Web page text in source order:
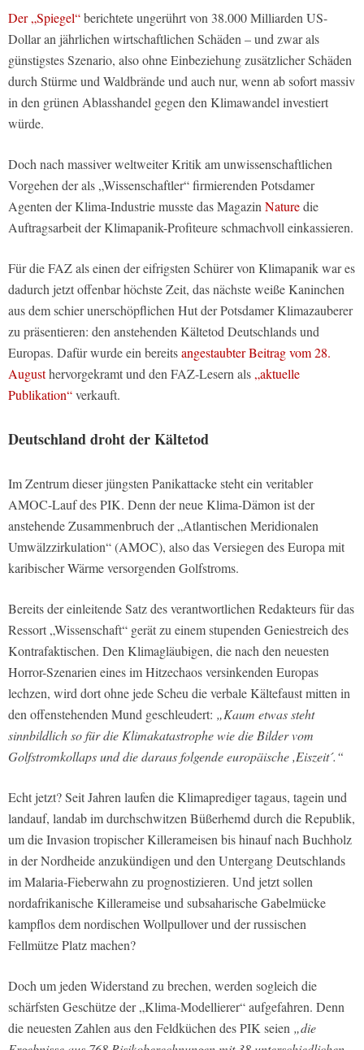
Der „Spiegel“berichtete ungerührt von 38.000 Milliarden US-
Dollar an jährlichen wirtschaftlichen Schäden – und zwar als
günstigstes Szenario, also ohne Einbeziehung zusätzlicher Schäden
durch Stürme und Waldbrände und auch nur, wenn ab sofort massiv
in den grünen Ablasshandel gegen den Klimawandel investiert
würde.
Doch nach massiver weltweiter Kritik am unwissenschaftlichen
Vorgehen der als „Wissenschaftler“ firmierenden Potsdamer
Agenten der Klima-Industrie musste das MagazinNaturedie
Auftragsarbeit der Klimapanik-Profiteure schmachvoll einkassieren.
Für die FAZ als einen der eifrigsten Schürer von Klimapanik war es
dadurch jetzt offenbar höchste Zeit, das nächste weiße Kaninchen
aus dem schier unerschöpflichen Hut der Potsdamer Klimazauberer
zu präsentieren: den anstehenden Kältetod Deutschlands und
Europas. Dafür wurde ein bereitsangestaubter Beitrag vom 28.
Augusthervorgekramt und den FAZ-Lesern als„aktuelle
Publikation“verkauft.
Deutschland droht der Kältetod
Im Zentrum dieser jüngsten Panikattacke steht ein veritabler
AMOC-Lauf des PIK. Denn der neue Klima-Dämon ist der
anstehende Zusammenbruch der „Atlantischen Meridionalen
Umwälzzirkulation“ (AMOC), also das Versiegen des Europa mit
karibischer Wärme versorgenden Golfstroms.
Bereits der einleitende Satz des verantwortlichen Redakteurs für das
Ressort „Wissenschaft“ gerät zu einem stupenden Geniestreich des
Kontrafaktischen. Den Klimagläubigen, die nach den neuesten
Horror-Szenarien eines im Hitzechaos versinkenden Europas
lechzen, wird dort ohne jede Scheu die verbale Kältefaust mitten in
den offenstehenden Mund geschleudert: „Kaum etwas steht
sinnbildlich so für die Klimakatastrophe wie die Bilder vom
Golfstromkollaps und die daraus folgende europäische ,Eiszeit´.“
Echt jetzt? Seit Jahren laufen die Klimaprediger tagaus, tagein und
landauf, landab im durchschwitzen Büßerhemd durch die Republik,
um die Invasion tropischer Killerameisen bis hinauf nach Buchholz
in der Nordheide anzukündigen und den Untergang Deutschlands
im Malaria-Fieberwahn zu prognostizieren. Und jetzt sollen
nordafrikanische Killerameise und subsaharische Gabelmücke
kampflos dem nordischen Wollpullover und der russischen
Fellmütze Platz machen?
Doch um jeden Widerstand zu brechen, werden sogleich die
schärfsten Geschütze der „Klima-Modellierer“ aufgefahren. Denn
die neuesten Zahlen aus den Feldküchen des PIK seien „die